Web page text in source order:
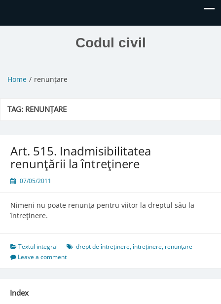
Codul civil
Home renunțare
TAG: RENUNȚARE
Art. 515. Inadmisibilitatea
renunţării la întreţinere
07/05/2011
Nimeni nu poate renunţa pentru viitor la dreptul său la
întreţinere.
Textul integral drept de întreținere,întreținere, renunțare
Leave a comment
Index